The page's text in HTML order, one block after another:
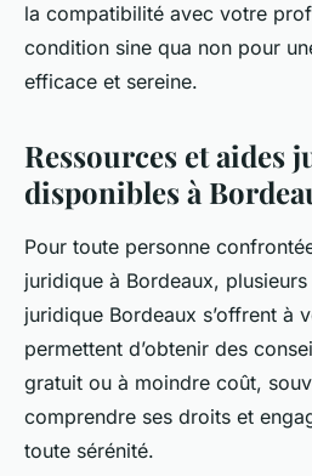
la compatibilité avec votre
condition sine qua non pour
efficace et sereine.
Ressources et aides
disponibles à
Pour toute personne
juridique à Bordeaux, plusieurs
juridique Bordeaux s’offrent à
permettent d’obtenir des
gratuit ou à moindre coût,
comprendre ses droits et
toute sérénité.